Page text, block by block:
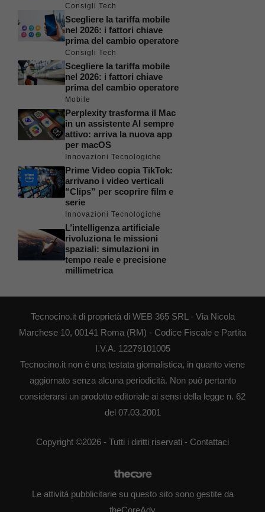
Consigli Tech
Scegliere la tariffa mobile
nel 2026: i fattori chiave
prima del cambio operatore
Consigli Tech
Scegliere la tariffa mobile
nel 2026: i fattori chiave
prima del cambio operatore
Mobile
Perplexity trasforma il Mac
in un assistente AI sempre
attivo: arriva la nuova app
per macOS
Innovazioni Tecnologiche
Prime Video copia TikTok:
arrivano i video verticali
“Clips” per scoprire film e
serie
Innovazioni Tecnologiche
L’intelligenza artificiale
rivoluziona le missioni
spaziali: simulazioni in
tempo reale e precisione
millimetrica
Tecnocino.it di proprietà di WEB 365 SRL - Via Nicola
Marchese 10, 00141 Roma (RM) - Codice Fiscale e Partita
I.V.A. 12279101005
Tecnocino.it non è una testata giornalistica, in quanto viene
aggiornato senza alcuna periodicità. Non può pertanto
considerarsi un prodotto editoriale ai sensi della legge n. 62
del 07.03.2001
Copyright ©2026 - Tutti i diritti riservati - Contattaci
Le attività pubblicitarie su questo sito sono gestite da
theCoreAdv